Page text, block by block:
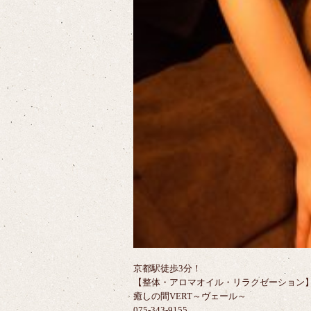
京都駅徒歩3分！
【整体・アロマオイル・リラクゼーション
癒しの間VERT～ヴェール～